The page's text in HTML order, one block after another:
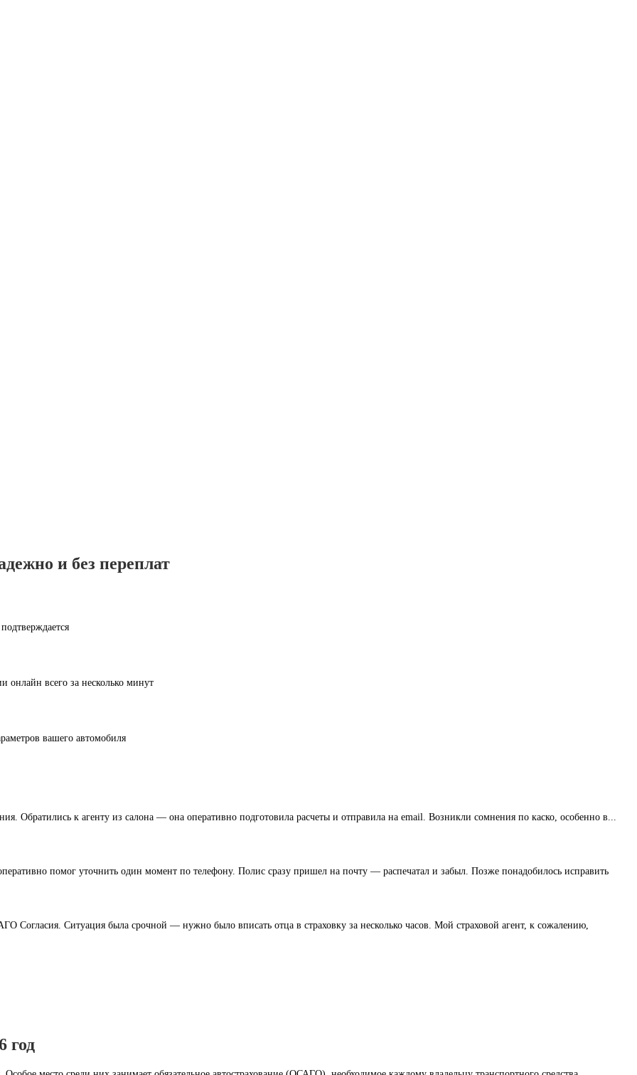
и без переплат
всего за несколько минут
вашего автомобиля
Обратились к агенту из салона — она оперативно подготовила расчеты и отправила на email. Возникли сомнения по каско, особенно в...
помог уточнить один момент по телефону. Полис сразу пришел на почту — распечатал и забыл. Позже понадобилось исправить
Согласия. Ситуация была срочной — нужно было вписать отца в страховку за несколько часов. Мой страховой агент, к сожалению,
год